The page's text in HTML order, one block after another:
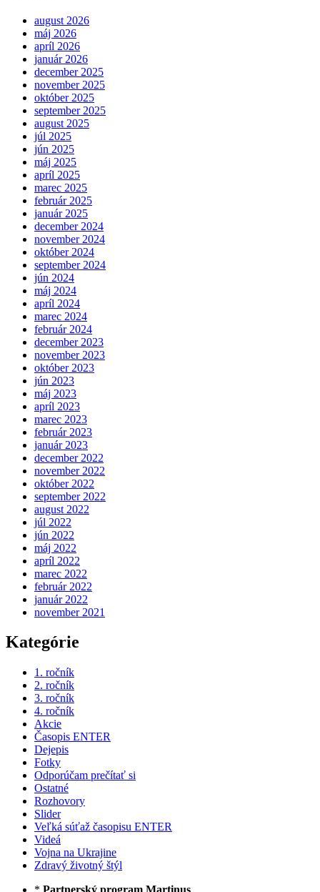
august 2026
máj 2026
apríl 2026
január 2026
december 2025
november 2025
október 2025
september 2025
august 2025
júl 2025
jún 2025
máj 2025
apríl 2025
marec 2025
február 2025
január 2025
december 2024
november 2024
október 2024
september 2024
jún 2024
máj 2024
apríl 2024
marec 2024
február 2024
december 2023
november 2023
október 2023
jún 2023
máj 2023
apríl 2023
marec 2023
február 2023
január 2023
december 2022
november 2022
október 2022
september 2022
august 2022
júl 2022
jún 2022
máj 2022
apríl 2022
marec 2022
február 2022
január 2022
november 2021
Kategórie
1. ročník
2. ročník
3. ročník
4. ročník
Akcie
Časopis ENTER
Dejepis
Fotky
Odporúčam prečítať si
Ostatné
Rozhovory
Slider
Veľká súťaž časopisu ENTER
Videá
Vojna na Ukrajine
Zdravý životný štýl